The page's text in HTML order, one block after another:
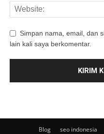
Simpan nama, email, dan
lain kali saya berkomentar.
Blog seo indonesia